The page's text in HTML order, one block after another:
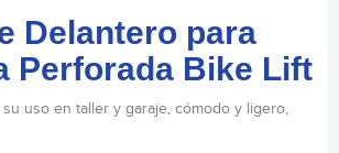
Delantero para
Perforada Bike Lift
uso en taller y garaje, cómodo y ligero,